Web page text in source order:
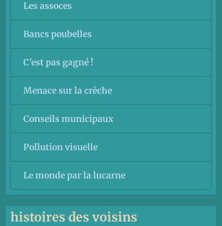
Les assoces
Bancs poubelles
C'est pas gagné !
Menace sur la crèche
Conseils municipaux
Pollution visuelle
Le monde par la lucarne
histoires des voisins